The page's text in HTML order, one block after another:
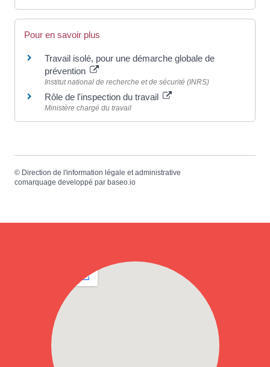
Pour en savoir plus
Travail isolé, pour une démarche globale de
prévention
Institut national de recherche et de sécurité (INRS)
Rôle de l'inspection du travail
Ministère chargé du travail
© Direction de l'information légale et administrative
comarquage developpé par baseo.io